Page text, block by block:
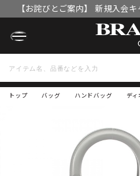
【お詫びとご案内】 新規入会
OFFクーポン」付与
トップ デ
バッグ ハンドバッグ